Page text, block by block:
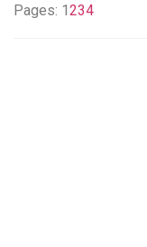
Pages: 1234